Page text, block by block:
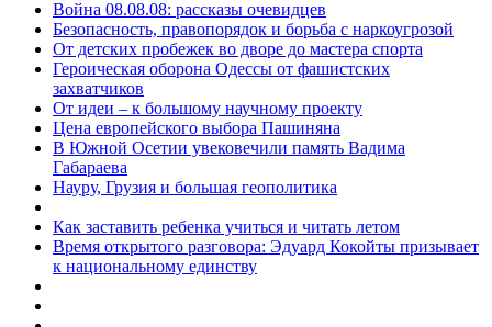
Война 08.08.08: рассказы очевидцев
Безопасность, правопорядок и борьба с наркоугрозой
От детских пробежек во дворе до мастера спорта
Героическая оборона Одессы от фашистских
захватчиков
От идеи – к большому научному проекту
Цена европейского выбора Пашиняна
В Южной Осетии увековечили память Вадима
Габараева
Науру, Грузия и большая геополитика
Как заставить ребенка учиться и читать летом
Время открытого разговора: Эдуард Кокойты призывает
к национальному единству